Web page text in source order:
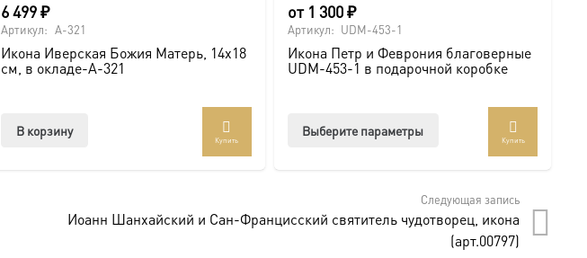
6 499₽
Артикул: A-321
Икона Иверская Божия Матерь, 14х18
см, в окладе-A-321
В корзину
Купить
от 1 300₽
Артикул: UDM-453-1
Икона Петр и Феврония благоверные
UDM-453-1 в подарочной коробке
Выберите параметры
вариаций.
Опции
можно
Купить
Следующая запись
Иоанн Шанхайский и Сан-Францисский святитель чудотворец, икона
(арт.00797)